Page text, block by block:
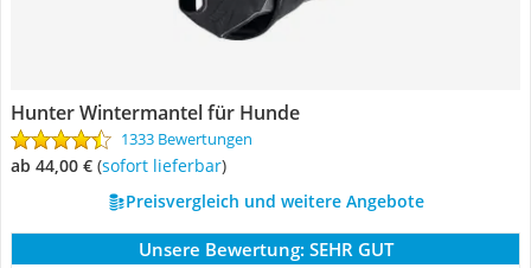
Hunter Wintermantel für Hunde
1333 Bewertungen
ab 44,00 € ( Sofort lieferbar)
Preisvergleich und weitere Angebote
Unsere Bewertung: SEHR GUT